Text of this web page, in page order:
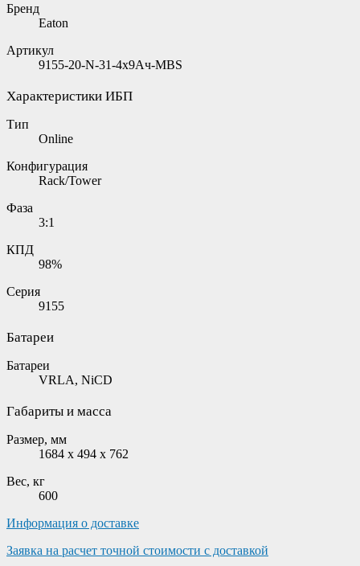
Бренд
Eaton
Артикул
9155-20-N-31-4x9Ач-MBS
Характеристики ИБП
Тип
Online
Конфигурация
Rack/Tower
Фаза
3:1
КПД
98%
Серия
9155
Батареи
Батареи
VRLA, NiCD
Габариты и масса
Размер, мм
1684 х 494 х 762
Вес, кг
600
Информация о доставке
Заявка на расчет точной стоимости с доставкой